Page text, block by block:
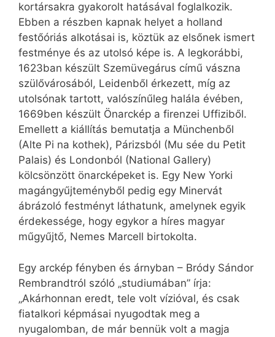
kortársakra gyakorolt hatásával foglalkozik.
Ebben a részben kapnak helyet a holland
festőóriás alkotásai is, köztük az elsőnek ismert
festménye és az utolsó képe is. A legkorábbi,
1623ban készült Szemüvegárus című vászna
szülővárosából, Leidenből érkezett, míg az
utolsónak tartott, valószínűleg halála évében,
1669ben készült Önarckép a firenzei Uffiziből.
Emellett a kiállítás bemutatja a Münchenből
(Alte Pi na kothek), Párizsból (Mu sée du Petit
Palais) és Londonból (National Gallery)
kölcsönzött önarcképeket is. Egy New Yorki
magángyűjteményből pedig egy Minervát
ábrázoló festményt láthatunk, amelynek egyik
érdekessége, hogy egykor a híres magyar
műgyűjtő, Nemes Marcell birtokolta.
Egy arckép fényben és árnyban – Bródy Sándor
Rembrandtról szóló „studiumában” írja:
„Akárhonnan eredt, tele volt vízióval, és csak
fiatalkori képmásai nyugodtak meg a
nyugalomban, de már bennük volt a magja